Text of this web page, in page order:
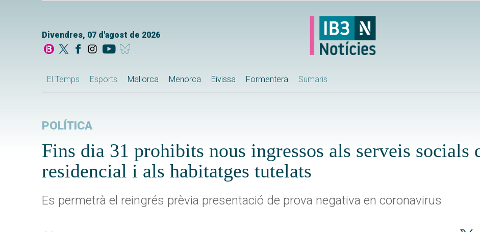
Divendres, 07 d'agost de 2026
El Temps Esports Mallorca Menorca Eivissa Formentera Sumaris
POLÍTICA
Fins dia 31 prohibits nous ingressos als serveis socials
residencial i als habitatges tutelats
Es permetrà el reingrés prèvia presentació de prova negativa en coronavirus